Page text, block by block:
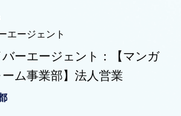
エージェント
ーエージェント：【マンガ
ム事業部】法人営業